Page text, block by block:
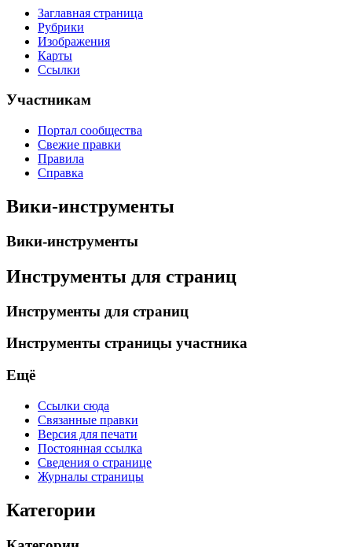
Заглавная страница
Рубрики
Изображения
Карты
Ссылки
Участникам
Портал сообщества
Свежие правки
Правила
Справка
Вики-инструменты
Вики-инструменты
Инструменты для страниц
Инструменты для страниц
Инструменты страницы участника
Ещё
Ссылки сюда
Связанные правки
Версия для печати
Постоянная ссылка
Сведения о странице
Журналы страницы
Категории